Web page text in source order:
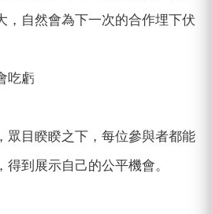
，自然會為下一次的合作埋下伏
吃虧
眾目睽睽之下，每位參與者都能
到展示自己的公平機會。